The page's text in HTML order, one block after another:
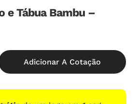
e Tábua Bambu –
Adicionar A Cotação